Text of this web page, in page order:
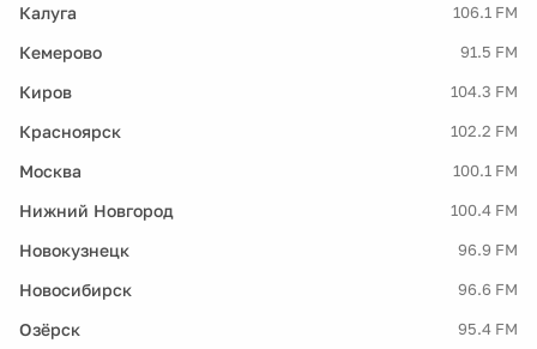
Калуга 106.1 FM
Кемерово 91.5 FM
Киров 104.3 FM
Красноярск 102.2 FM
Москва 100.1 FM
Нижний Новгород 100.4 FM
Новокузнецк 96.9 FM
Новосибирск 96.6 FM
Озёрск 95.4 FM